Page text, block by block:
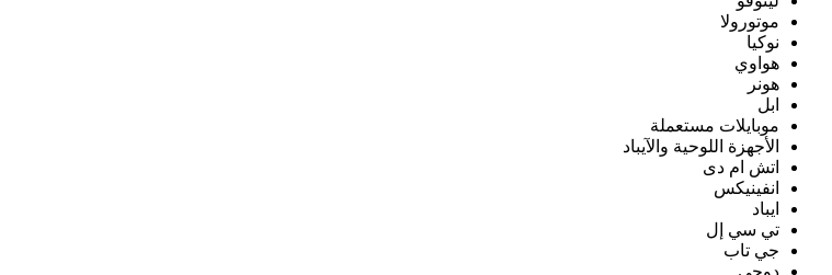
موتورولا
نوكيا
هواوي
هونر
ابل
موبايلات مستعملة
الأجهزة اللوحية والآيباد
اتش ام دى
انفينيكس
ايباد
تي سي إل
جي تاب